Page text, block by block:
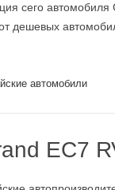
сего
дешевых
автомобили
EC7